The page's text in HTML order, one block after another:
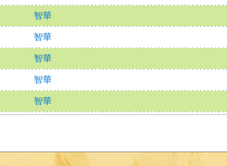
智華
智華
智華
智華
智華